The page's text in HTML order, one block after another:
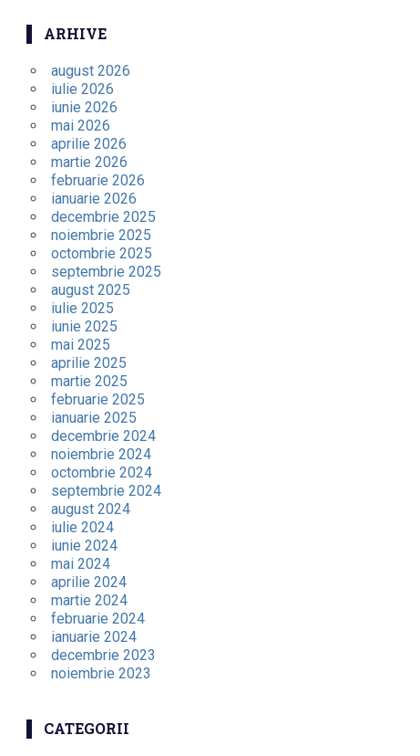
ARHIVE
august 2026
iulie 2026
iunie 2026
mai 2026
aprilie 2026
martie 2026
februarie 2026
ianuarie 2026
decembrie 2025
noiembrie 2025
octombrie 2025
septembrie 2025
august 2025
iulie 2025
iunie 2025
mai 2025
aprilie 2025
martie 2025
februarie 2025
ianuarie 2025
decembrie 2024
noiembrie 2024
octombrie 2024
septembrie 2024
august 2024
iulie 2024
iunie 2024
mai 2024
aprilie 2024
martie 2024
februarie 2024
ianuarie 2024
decembrie 2023
noiembrie 2023
CATEGORII